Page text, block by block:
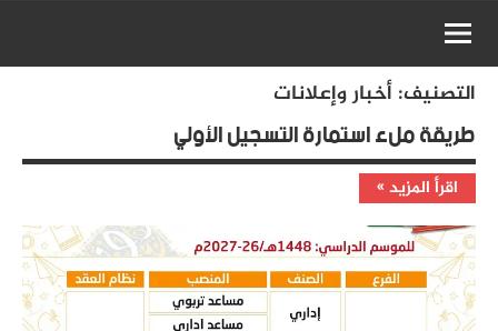
التصنيف: أخبار وإعلانات
طريقة ملء استمارة التسجيل الأولي
اقرأ المزيد
أخبار
وإعلانات
إعلانات
التسجيلات